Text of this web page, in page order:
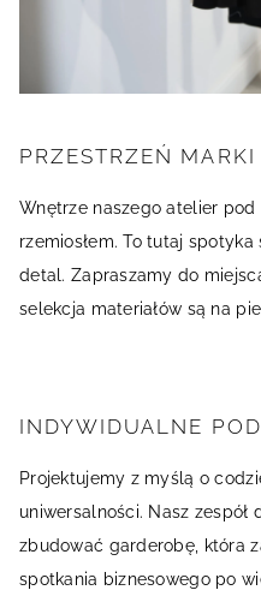
PRZESTRZEŃ MARKI
Wnętrze naszego atelier pod
rzemiosłem. To tutaj
detal. Zapraszamy do
selekcja materiałów są na
INDYWIDUALNE
Projektujemy z myślą o
uniwersalności. Nasz zespół
zbudować garderobę, która
spotkania biznesowego po